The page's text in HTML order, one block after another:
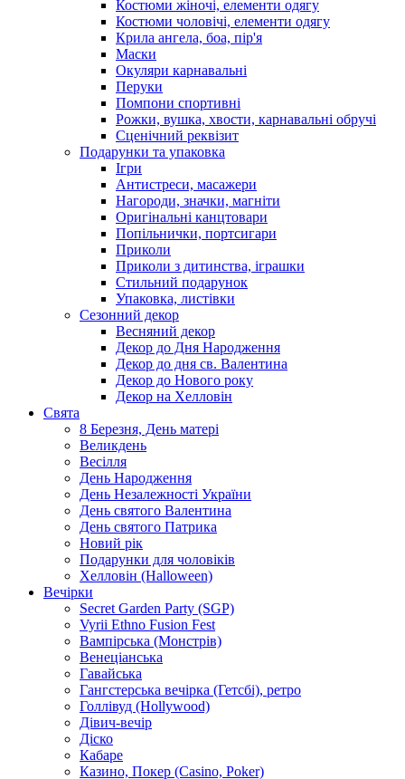
Костюми жіночі, елементи одягу
Костюми чоловічі, елементи одягу
Крила ангела, боа, пір'я
Маски
Окуляри карнавальні
Перуки
Помпони спортивні
Рожки, вушка, хвости, карнавальні обручі
Сценічний реквізит
Подарунки та упаковка
Ігри
Антистреси, масажери
Нагороди, значки, магніти
Оригінальні канцтовари
Попільнички, портсигари
Приколи
Приколи з дитинства, іграшки
Стильний подарунок
Упаковка, листівки
Сезонний декор
Весняний декор
Декор до Дня Народження
Декор до дня св. Валентина
Декор до Нового року
Декор на Хелловін
Свята
8 Березня, День матері
Великдень
Весілля
День Народження
День Незалежності України
День святого Валентина
День святого Патрика
Новий рік
Подарунки для чоловіків
Хелловін (Halloween)
Вечірки
Secret Garden Party (SGP)
Vyrii Ethno Fusion Fest
Вампірська (Монстрів)
Венеціанська
Гавайська
Гангстерська вечірка (Гетсбі), ретро
Голлівуд (Hollywood)
Дівич-вечір
Діско
Кабаре
Казино, Покер (Casino, Poker)